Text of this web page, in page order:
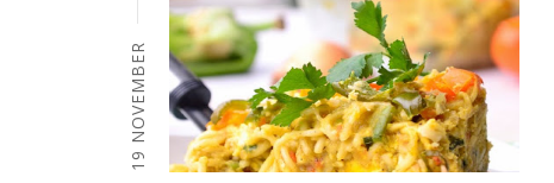
19 NOVEMBER